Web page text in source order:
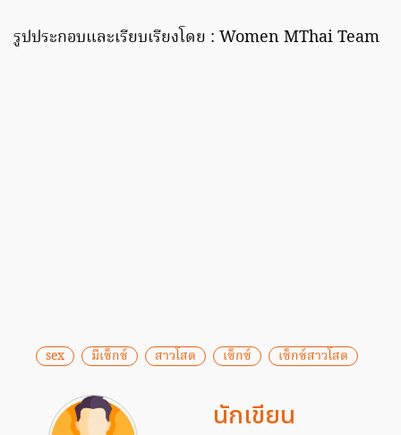
รูปประกอบและเรียบเรียงโดย : Women MThai Team
sex มีเซ็กซ์ สาวโสด เซ็กซ์ เซ็กซ์สาวโสด
นักเขียน